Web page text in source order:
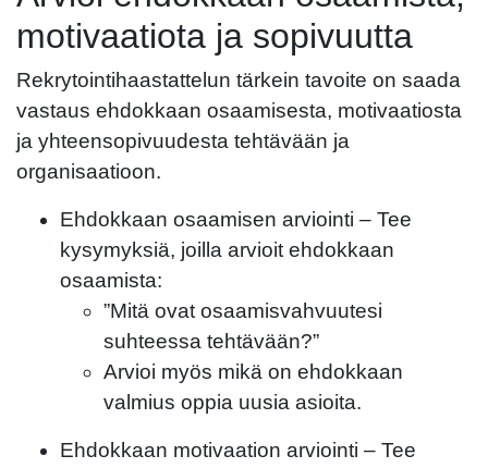
motivaatiota ja sopivuutta
Rekrytointihaastattelun tärkein tavoite on saada
vastaus ehdokkaan osaamisesta, motivaatiosta
ja yhteensopivuudesta tehtävään ja
organisaatioon.
Ehdokkaan osaamisen arviointi – Tee
kysymyksiä, joilla arvioit ehdokkaan
osaamista:
”Mitä ovat osaamisvahvuutesi
suhteessa tehtävään?”
Arvioi myös mikä on ehdokkaan
valmius oppia uusia asioita.
Ehdokkaan motivaation arviointi – Tee